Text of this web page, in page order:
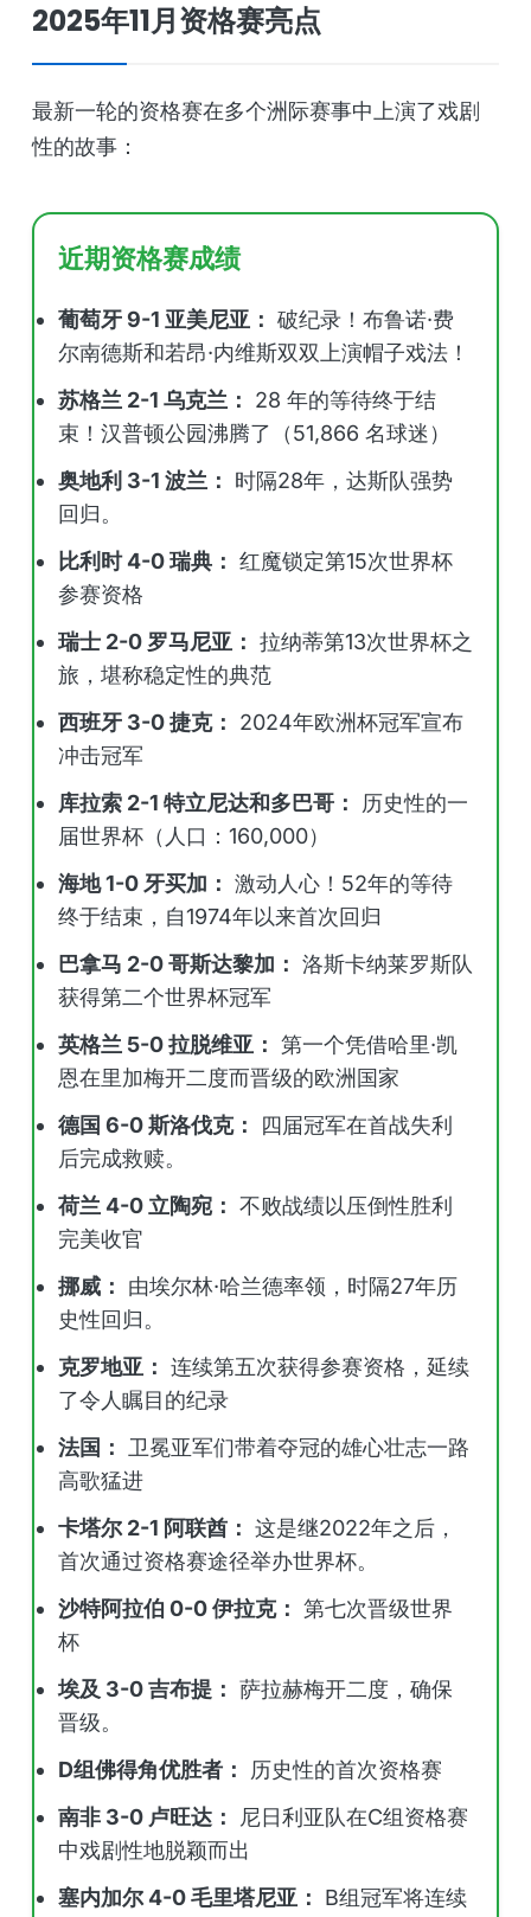
2025年11月资格赛亮点
最新一轮的资格赛在多个洲际赛事中上演了戏剧
性的故事：
近期资格赛成绩
葡萄牙 9-1 亚美尼亚： 破纪录！布鲁诺·费
尔南德斯和若昂·内维斯双双上演帽子戏法！
苏格兰 2-1 乌克兰：
28 年的等待终于结
束！汉普顿公园沸腾了（51,866 名球迷）
奥地利 3-1 波兰：
时隔28年，达斯队强势
回归。
比利时 4-0 瑞典： 红魔锁定第15次世界杯
参赛资格
瑞士 2-0 罗马尼亚： 拉纳蒂第13次世界杯之
旅，堪称稳定性的典范
西班牙 3-0 捷克：
2024年欧洲杯冠军宣布
冲击冠军
库拉索 2-1 特立尼达和多巴哥：
历史性的一
届世界杯（人口：160,000）
海地 1-0 牙买加： 激动人心！52年的等待
终于结束，自1974年以来首次回归
巴拿马 2-0 哥斯达黎加： 洛斯卡纳莱罗斯队
获得第二个世界杯冠军
英格兰 5-0 拉脱维亚： 第一个凭借哈里·凯
恩在里加梅开二度而晋级的欧洲国家
德国 6-0 斯洛伐克：
四届冠军在首战失利
后完成救赎。
荷兰 4-0 立陶宛： 不败战绩以压倒性胜利
完美收官
挪威：
由埃尔林·哈兰德率领，时隔27年历
史性回归。
克罗地亚： 连续第五次获得参赛资格，延续
了令人瞩目的纪录
法国：
卫冕亚军们带着夺冠的雄心壮志一路
高歌猛进
卡塔尔 2-1 阿联酋： 这是继2022年之后，
首次通过资格赛途径举办世界杯。
沙特阿拉伯 0-0 伊拉克： 第七次晋级世界
杯
埃及 3-0 吉布提： 萨拉赫梅开二度，确保
晋级。
D组佛得角优胜者：
历史性的首次资格赛
南非 3-0 卢旺达：
尼日利亚队在C组资格赛
中戏剧性地脱颖而出
塞内加尔 4-0 毛里塔尼亚：
B组冠军将连续